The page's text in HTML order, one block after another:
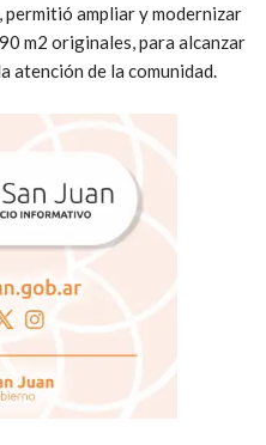
ampliar y modernizar
m2 originales, para alcanzar
atención de la comunidad.